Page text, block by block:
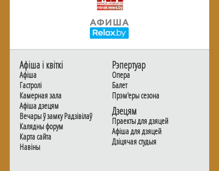
Афiша i квiткi
Афiша
Гастролi
Камерная зала
Афiша дзецям
Вечары ў замку Радзiвiлаў
Калядны форум
Карта сайта
Навiны
Рэпертуар
Опера
Балет
Прэм'еры сезона
Дзецям
Праекты для дзяцей
Афiша для дзяцей
Дзiцячая студыя